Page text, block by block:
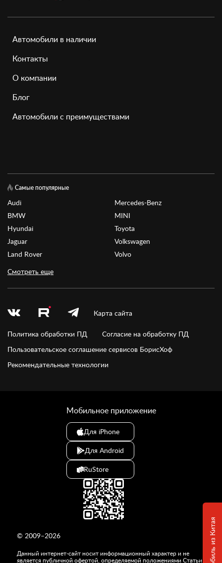
Автомобили в наличии
Контакты
О компании
Блог
Автомобили с преимуществами
Самые популярные
Audi
BMW
Hyundai
Jaguar
Land Rover
Mercedes-Benz
MINI
Toyota
Volkswagen
Volvo
Смотреть еще
Карта сайта
Политика обработки ПД
Согласие на обработку ПД
Пользовательское соглашение сервисов БорисХоф
Рекомендательные технологии
© 2009–2026
Данный интернет-сайт носит информационный характер и не
является публичной офертой, определяемой положениями Статьи
Мобильное приложение
Для iPhone
Для Android
RuStore